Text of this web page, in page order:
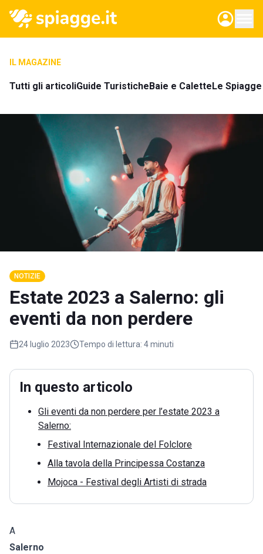
IL MAGAZINE
Tutti gli articoliGuide TuristicheBaie e CaletteLe
NOTIZIE
Estate 2023 a Salerno: gli
eventi da non perdere
24 luglio 2023 Tempo di lettura: 4 minuti
In questo articolo
Gli eventi da non perdere per l’estate 2023 a
Salerno:
Festival Internazionale del Folclore
Alla tavola della Principessa Costanza
Mojoca - Festival degli Artisti di strada
A
Salerno